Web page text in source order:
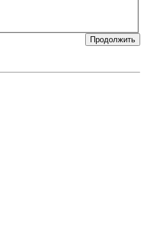
Продолжить